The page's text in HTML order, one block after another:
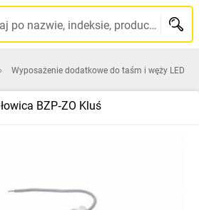
Szukaj po nazwie, indeksie, producencie, kodzie kreskowym...
Wyposażenie dodatkowe do taśm i węży LED
BZP‑ZO Kluś